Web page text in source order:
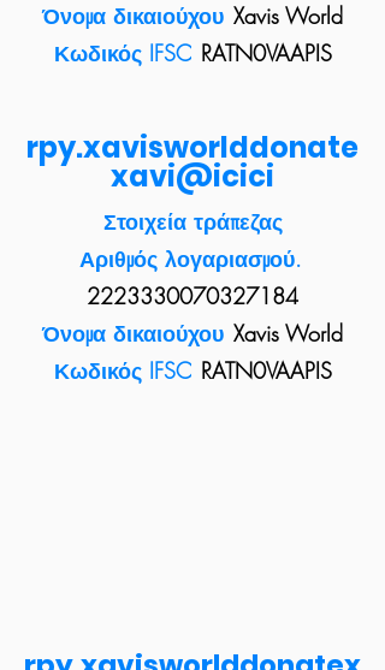
Όνομα δικαιούχου Xavis World
Κωδικός IFSC RATN0VAAPIS
rpy.xavisworlddonate
xavi@icici
Στοιχεία τράπεζας
Αριθμός λογαριασμού.
2223330070327184
Όνομα δικαιούχου Xavis World
Κωδικός IFSC RATN0VAAPIS